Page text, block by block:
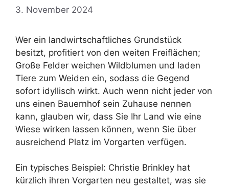
3. November 2024
Wer ein landwirtschaftliches Grundstück
besitzt, profitiert von den weiten Freiflächen;
Große Felder weichen Wildblumen und laden
Tiere zum Weiden ein, sodass die Gegend
sofort idyllisch wirkt. Auch wenn nicht jeder von
uns einen Bauernhof sein Zuhause nennen
kann, glauben wir, dass Sie Ihr Land wie eine
Wiese wirken lassen können, wenn Sie über
ausreichend Platz im Vorgarten verfügen.
Ein typisches Beispiel: Christie Brinkley hat
kürzlich ihren Vorgarten neu gestaltet, was sie